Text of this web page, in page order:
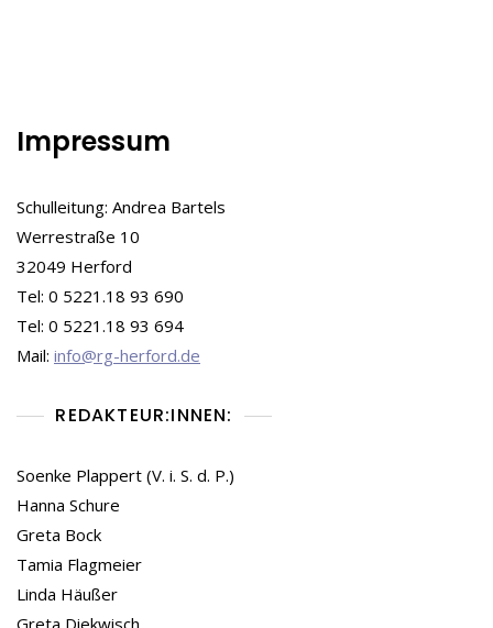
Impressum
Schulleitung: Andrea Bartels
Werrestraße 10
32049 Herford
Tel: 0 5221.18 93 690
Tel: 0 5221.18 93 694
Mail: info@rg-herford.de
REDAKTEUR:INNEN:
Soenke Plappert (V. i. S. d. P.)
Hanna Schure
Greta Bock
Tamia Flagmeier
Linda Häußer